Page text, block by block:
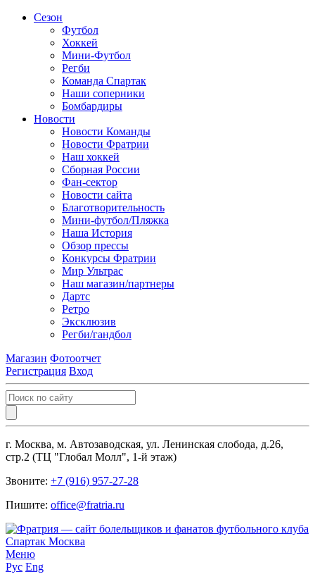
Сезон
Футбол
Хоккей
Мини-Футбол
Регби
Команда Спартак
Наши соперники
Бомбардиры
Новости
Новости Команды
Новости Фратрии
Наш хоккей
Сборная России
Фан-cектор
Новости сайта
Благотворительность
Мини-футбол/Пляжка
Наша История
Обзор прессы
Конкурсы Фратрии
Мир Ультрас
Наш магазин/партнеры
Дартс
Ретро
Эксклюзив
Регби/гандбол
Магазин Фотоотчет
Регистрация Вход
г. Москва, м. Автозаводская, ул. Ленинская слобода, д.26,
стр.2 (ТЦ "Глобал Молл", 1-й этаж)
Звоните: +7 (916) 957-27-28
Пишите: office@fratria.ru
Меню
Рус Eng